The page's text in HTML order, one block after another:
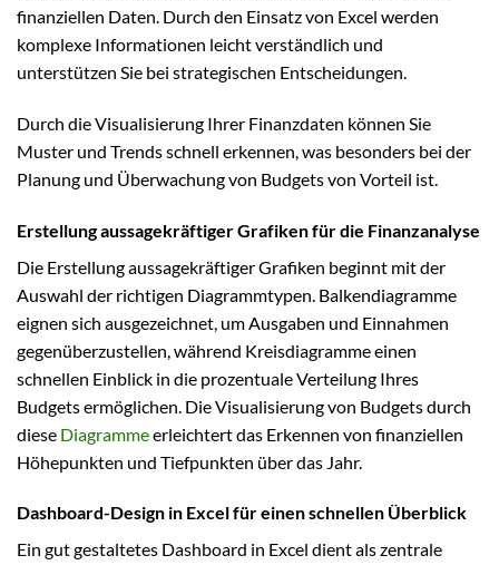
finanziellen Daten. Durch den Einsatz von Excel werden
komplexe Informationen leicht verständlich und
unterstützen Sie bei strategischen Entscheidungen.
Durch die Visualisierung Ihrer Finanzdaten können Sie
Muster und Trends schnell erkennen, was besonders bei der
Planung und Überwachung von Budgets von Vorteil ist.
Erstellung aussagekräftiger Grafiken für die Finanzanalyse
Die Erstellung aussagekräftiger Grafiken beginnt mit der
Auswahl der richtigen Diagrammtypen. Balkendiagramme
eignen sich ausgezeichnet, um Ausgaben und Einnahmen
gegenüberzustellen, während Kreisdiagramme einen
schnellen Einblick in die prozentuale Verteilung Ihres
Budgets ermöglichen. Die Visualisierung von Budgets durch
diese Diagrammeerleichtert das Erkennen von finanziellen
Höhepunkten und Tiefpunkten über das Jahr.
Dashboard-Design in Excel für einen schnellen Überblick
Ein gut gestaltetes Dashboard in Excel dient als zentrale